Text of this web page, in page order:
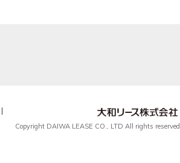
Copyright DAIWA LEASE CO., LTD All rights reserved.